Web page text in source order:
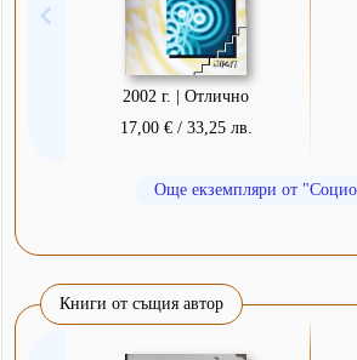
2002 г. | Отлично
17,00 € / 33,25 лв.
Още екземпляри от
Книги от същия автор